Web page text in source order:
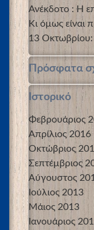
Ανέκδοτο : Η
Κι όμως είναι
13 Οκτωβρίου:
Πρόσφατα
Ιστορικό
Φεβρουάριος
Απρίλιος 2016
Οκτώβριος
Σεπτέμβριος
Αύγουστος
Ιούλιος 2013
Μάιος 2013
Ιανουάριος